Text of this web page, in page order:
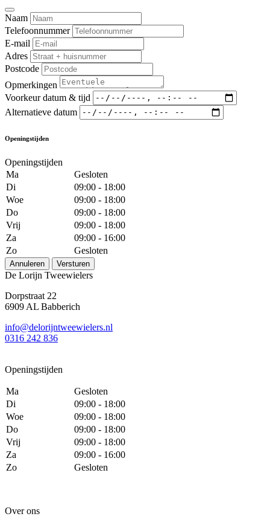
Naam
Telefoonnummer
E-mail
Adres
Postcode
Opmerkingen
Voorkeur datum & tijd
Alternatieve datum
Openingstijden
Openingstijden
Ma
Gesloten
Di
09:00 - 18:00
Woe
09:00 - 18:00
Do
09:00 - 18:00
Vrij
09:00 - 18:00
Za
09:00 - 16:00
Zo
Gesloten
Annuleren Versturen
De Lorijn Tweewielers
Dorpstraat 22
6909 AL Babberich
info@delorijntweewielers.nl
0316 242 836
Openingstijden
Ma
Gesloten
Di
09:00 - 18:00
Woe
09:00 - 18:00
Do
09:00 - 18:00
Vrij
09:00 - 18:00
Za
09:00 - 16:00
Zo
Gesloten
Over ons